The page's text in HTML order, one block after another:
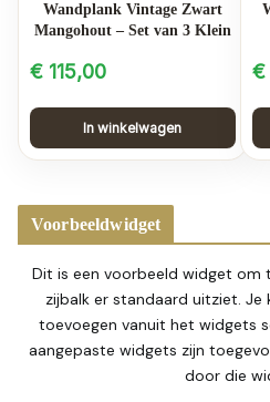
Wandplank Vintage Zwart
Mangohout – Set van 3 Klein
€ 115,00
In winkelwagen
€
Voorbeeldwidget
Dit is een voorbeeld widget om
zijbalk er standaard uitziet.
toevoegen vanuit het widgets
aangepaste widgets zijn
door die